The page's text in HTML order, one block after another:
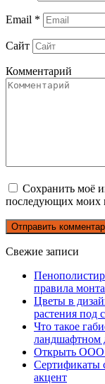
Email *
Сайт
Комментарий
Сохранить моё
последующих моих
Свежие записи
правила
Цветы в
растения под
Что такое
ландшафтном
Открыть ООО:
Сертификаты
акцент